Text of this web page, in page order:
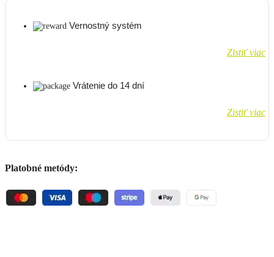
Vernostný systém
Zistiť viac
Vrátenie do 14 dní
Zistiť viac
Platobné metódy: